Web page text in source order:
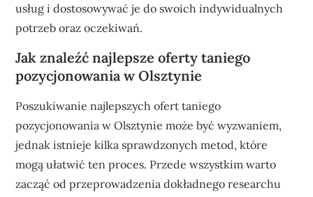
usług i dostosowywać je do swoich indywidualnych
potrzeb oraz oczekiwań.
Jak znaleźć najlepsze oferty taniego
pozycjonowania w Olsztynie
Poszukiwanie najlepszych ofert taniego
pozycjonowania w Olsztynie może być wyzwaniem,
jednak istnieje kilka sprawdzonych metod, które
mogą ułatwić ten proces. Przede wszystkim warto
zacząć od przeprowadzenia dokładnego researchu